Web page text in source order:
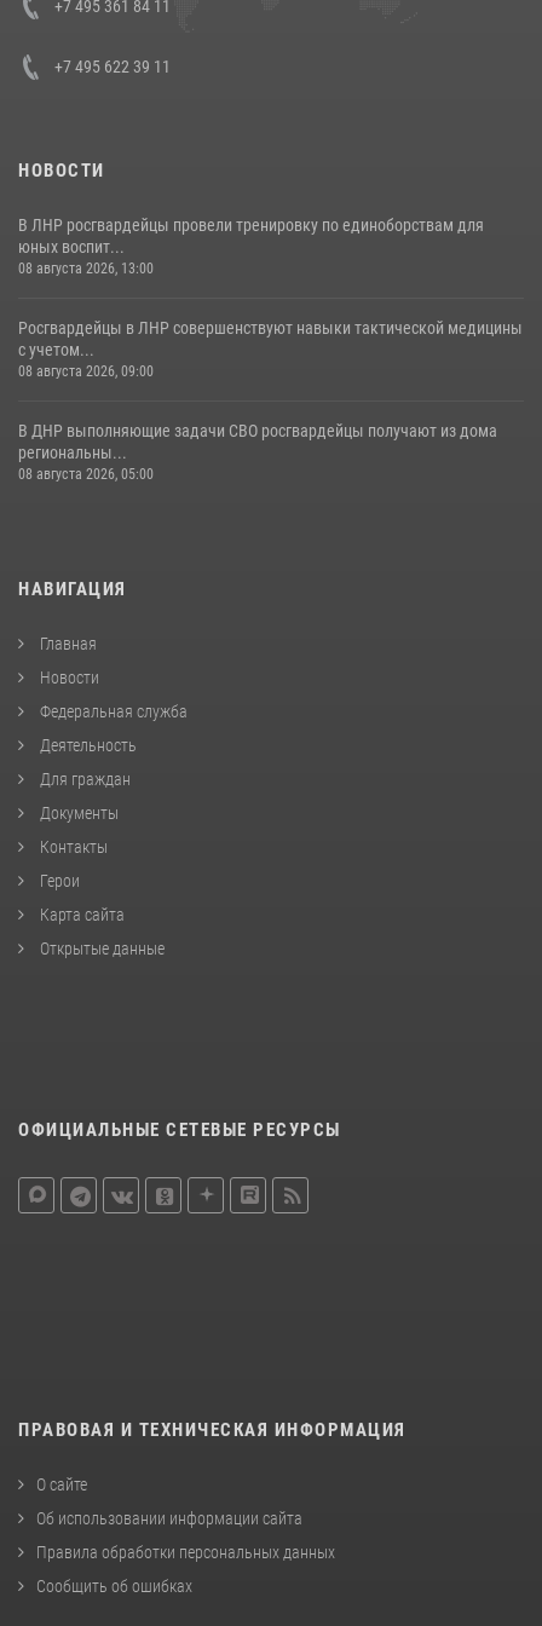
+7 495 361 84 11
+7 495 622 39 11
НОВОСТИ
В ЛНР росгвардейцы провели тренировку по единоборствам для
юных воспит...
08 августа 2026, 13:00
Росгвардейцы в ЛНР совершенствуют навыки тактической медицины
с учетом...
08 августа 2026, 09:00
В ДНР выполняющие задачи СВО росгвардейцы получают из дома
региональны...
08 августа 2026, 05:00
НАВИГАЦИЯ
Главная
Новости
Федеральная служба
Деятельность
Для граждан
Документы
Контакты
Герои
Карта сайта
Открытые данные
ОФИЦИАЛЬНЫЕ СЕТЕВЫЕ РЕСУРСЫ
ПРАВОВАЯ И ТЕХНИЧЕСКАЯ ИНФОРМАЦИЯ
О сайте
Об использовании информации сайта
Правила обработки персональных данных
Сообщить об ошибках